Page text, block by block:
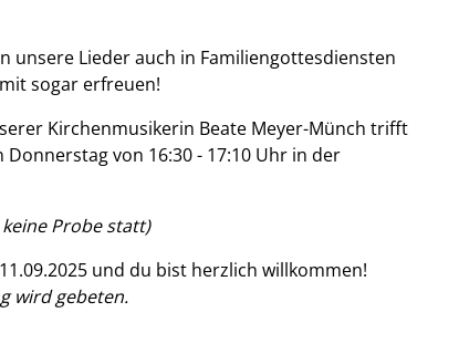
unsere Lieder auch in Familiengottesdiensten
sogar erfreuen!
Kirchenmusikerin Beate Meyer-Münch trifft
von 16:30 - 17:10 Uhr in der
Probe statt)
und du bist herzlich willkommen!
wird gebeten.